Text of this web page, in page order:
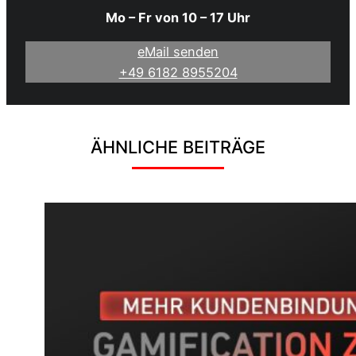
Mo – Fr von 10 – 17 Uhr
eMail senden
+49 6182 8955204
ÄHNLICHE BEITRÄGE